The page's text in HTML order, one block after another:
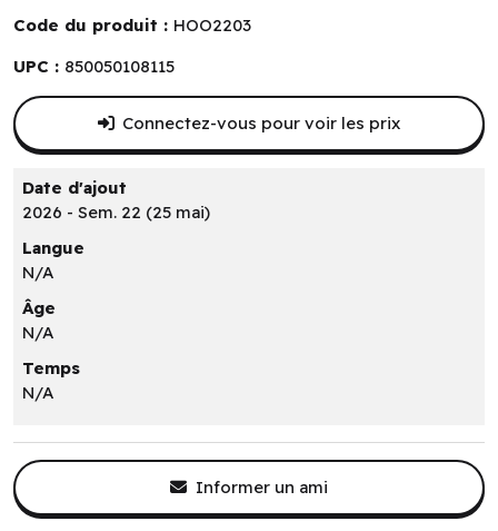
Code du produit : HOO2203
UPC : 850050108115
Connectez-vous pour voir les prix
Date d'ajout
2026 - Sem. 22 (25 mai)
Langue
N/A
Âge
N/A
Temps
N/A
Informer un ami